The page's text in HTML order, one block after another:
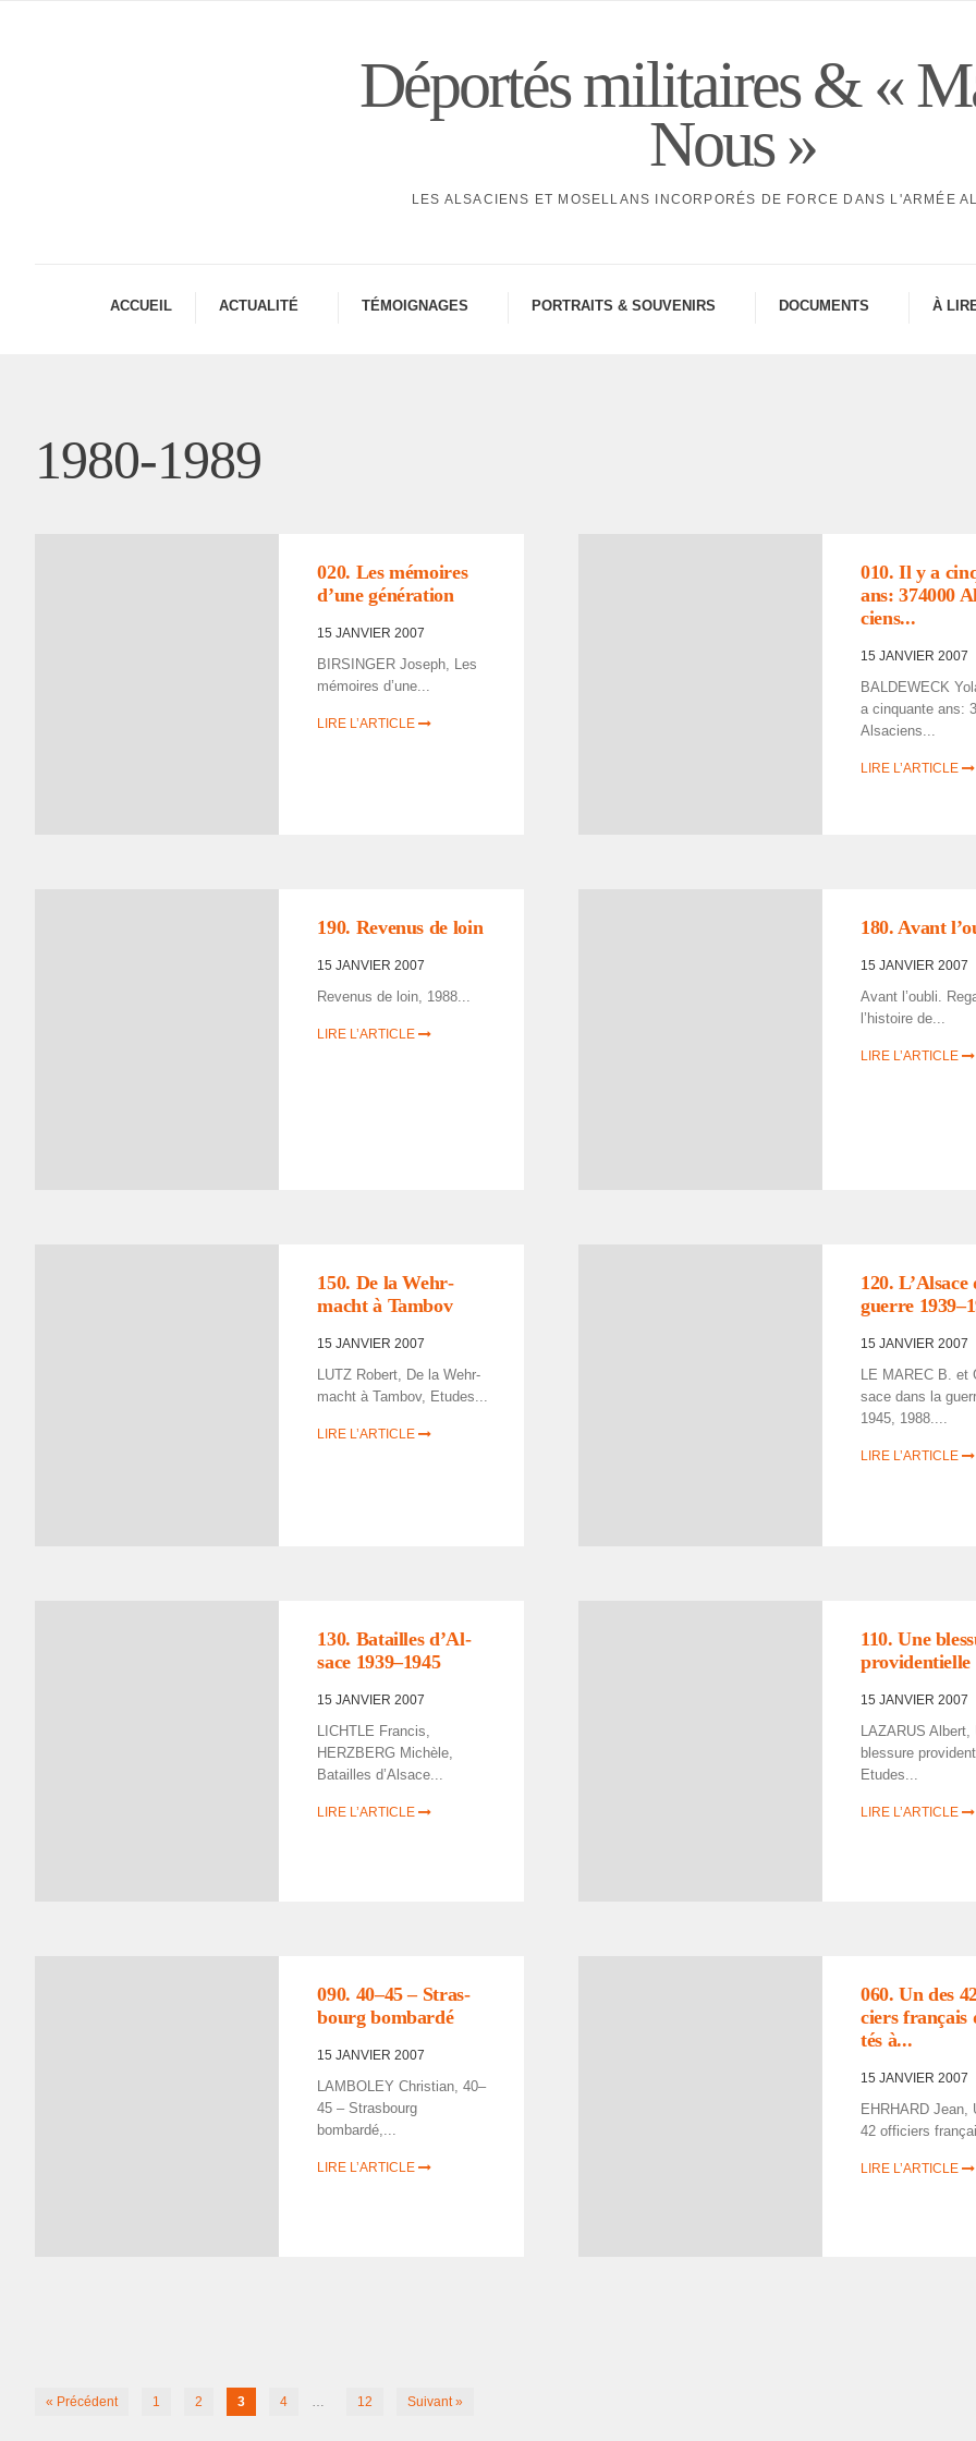
Déportés militaires & «
Nous »
LES ALSACIENS ET MOSELLANS INCORPORÉS DE FORCE DANS L'ARMÉE
ACCUEIL ACTUA­LITÉ TÉMOI­GNAGES PORTRAITS & SOUVE­NIRS DOCU­MENTS À
1980-1989
020. Les mémoires
d’une géné­ra­tion
15 JANVIER 2007
BIRSINGER Joseph, Les
mémoires d’une...
LIRE L’ARTICLE
010. Il y a
ans: 374000
ciens...
15 JANVIER 2007
BALDEWECK
a cinquante ans:
Alsa­ciens...
LIRE L’ARTICLE
190. Reve­nus de loin
15 JANVIER 2007
Reve­nus de loin, 1988...
LIRE L’ARTICLE
180. Avant
15 JANVIER 2007
Avant l’ou­bli.
l’his­toire de...
LIRE L’ARTICLE
150. De la Wehr­
macht à Tambov
15 JANVIER 2007
LUTZ Robert, De la Wehr­
macht à Tambov, Etudes...
LIRE L’ARTICLE
120. L’Al­sace
guerre
15 JANVIER 2007
LE MAREC B. et
sace dans la
1945, 1988....
LIRE L’ARTICLE
130. Batailles d’Al­
sace 1939–1945
15 JANVIER 2007
LICHTLE Fran­cis,
HERZBERG Michèle,
Batailles d’Al­sace...
LIRE L’ARTICLE
110. Une
provi­den­tielle
15 JANVIER 2007
LAZARUS Albert,
bles­sure
Etudes...
LIRE L’ARTICLE
090. 40–45 – Stras­
bourg bombardé
15 JANVIER 2007
LAMBOLEY Chris­tian, 40–
45 – Stras­bourg
bombardé,...
LIRE L’ARTICLE
060. Un des
ciers
tés à...
15 JANVIER 2007
EHRHARD Jean,
42 offi­ciers
LIRE L’ARTICLE
« Précédent 1 2 3 4 … 12 Suivant »